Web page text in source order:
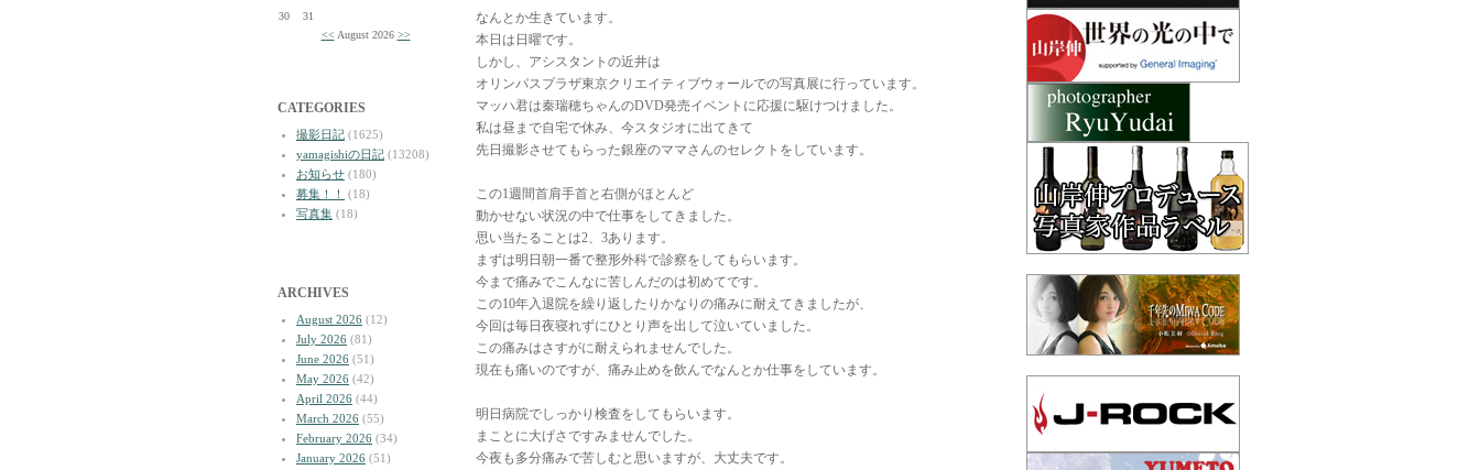
30
31
<< August 2026 >>
CATEGORIES
撮影日記 (1625)
yamagishiの日記 (13208)
お知らせ (180)
募集！！
(18)
写真集 (18)
ARCHIVES
August 2026 (12)
July 2026 (81)
June 2026 (51)
May 2026 (42)
April 2026 (44)
March 2026 (55)
February 2026 (34)
January 2026 (51)
なんとか生きています。
本日は日曜です。
しかし、アシスタントの近井は
オリンパスプラザ東京クリエイティブウォールでの写真展に行っています。
マッハ君は秦瑞穂ちゃんのDVD発売イベントに応援に駆けつけました。
私は昼まで自宅で休み、今スタジオに出てきて
先日撮影させてもらった銀座のママさんのセレクトをしています。
この1週間首肩手首と右側がほとんど
動かせない状況の中で仕事をしてきました。
思い当たることは2、3あります。
まずは明日朝一番で整形外科で診察をしてもらいます。
今まで痛みでこんなに苦しんだのは初めてです。
この10年入退院を繰り返したりかなりの痛みに耐えてきましたが、
今回は毎日夜寝れずにひとり声を出して泣いていました。
この痛みはさすがに耐えられませんでした。
現在も痛いのですが、痛み止めを飲んでなんとか仕事をしています。
明日病院でしっかり検査をしてもらいます。
まことに大げさですみませんでした。
今夜も多分痛みで苦しむと思いますが、大丈夫です。